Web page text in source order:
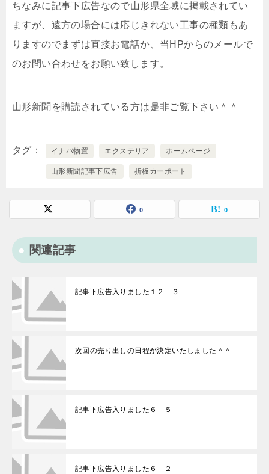
ちなみに記事下広告なので山形県全域に掲載されてい
ますが、遠方の場合には応じきれない工事の種類もあ
りますのでまずは直接お電話か、当HPからのメールで
のお問い合わせをお願い致します。
山形新聞を購読されている方は是非ご覧下さい＾＾
タグ イナバ物置 エクステリア ホームページ
山形新聞記事下広告 折板カーポート
0 0
関連記事
記事下広告入りました１２－３
次回の売り出しの日程が決定いたしました＾＾
記事下広告入りました６－５
記事下広告入りました６－２